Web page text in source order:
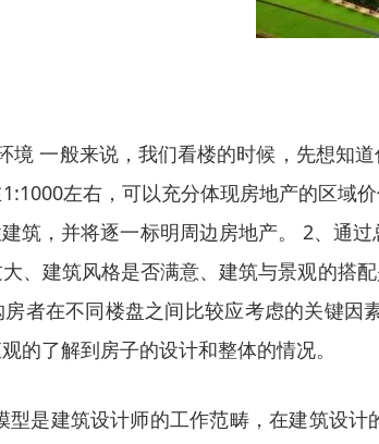
境 一般来说，我们看楼的时候，先想知
左右，可以充分体现房地产的区域
筑，并将逐一标明周边房地产。 2、通
、建筑风格是否满意、建筑与景观的搭
者在不同楼盘之间比较应考虑的关键
的了解到房子的设计和整体的情况。
型是建筑设计师的工作范畴，在建筑设